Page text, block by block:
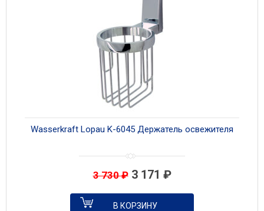
Wasserkraft Lopau K-6045 Держатель освежителя
3 730₽ 3 171 ₽
В КОРЗИНУ